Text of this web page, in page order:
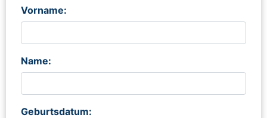
Vorname:
Name:
Geburtsdatum: